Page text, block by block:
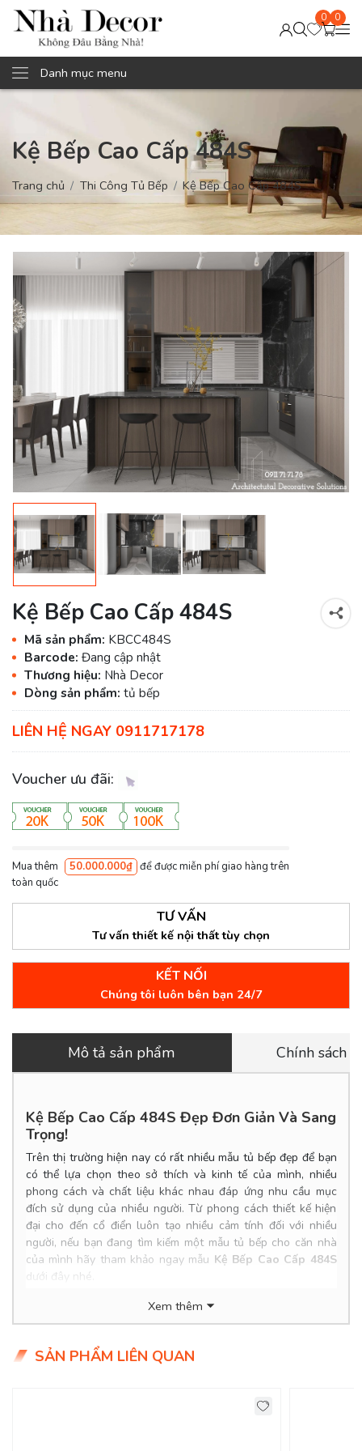
0 0
Danh mục menu
Kệ Bếp Cao Cấp 484S
Trang chủ Thi Công Tủ Bếp Kệ Bếp Cao Cấp 484S
Kệ Bếp Cao Cấp 484S
Mã sản phẩm: KBCC484S
Barcode: Đang cập nhật
Thương hiệu: Nhà Decor
Dòng sản phẩm: tủ bếp
LIÊN HỆ NGAY 0911717178
Voucher ưu đãi:
Mua thêm 50.000.000₫ để được miễn phí giao hàng trên
toàn quốc
TƯ VẤN
Tư vấn thiết kế nội thất tùy chọn
KẾT NỐI
Chúng tôi luôn bên bạn 24/7
Mô tả sản phẩm Chính sách
Kệ Bếp Cao Cấp 484S Đẹp Đơn Giản Và Sang
Trọng!
Trên thị trường hiện nay có rất nhiều mẫu tủ bếp đẹp để bạn
có thể lựa chọn theo sở thích và kinh tế của mình, nhiều
phong cách và chất liệu khác nhau đáp ứng nhu cầu mục
đích sử dụng của nhiều người. Từ phong cách thiết kế hiện
đại cho đến cổ điển luôn tạo nhiều cảm tính đối với nhiều
người, nếu bạn đang tìm kiếm một mẫu tủ bếp cho căn nhà
của mình hãy tham khảo ngay mẫu Kệ Bếp Cao Cấp 484S
dưới đây nhé.
Chất liệu: MDF lõi xanh chống ẩm, phủ Melamine chống
Xem thêm
SẢN PHẨM LIÊN QUAN